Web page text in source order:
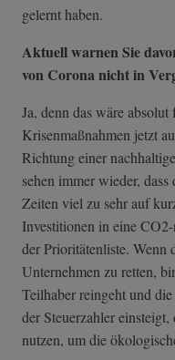
gelernt haben.
Aktuell warnen Sie
von Corona nicht in
Ja, denn das wäre
Krisenmaßnahmen jetzt
Richtung einer
sehen immer wieder,
Zeiten viel zu sehr auf
Investitionen in eine
der Prioritätenliste. Wenn
Unternehmen zu retten,
Teilhaber reingeht und
der Steuerzahler
nutzen, um die